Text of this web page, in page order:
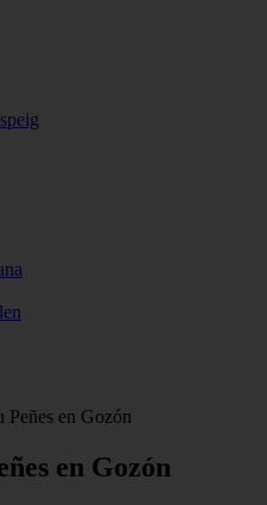
Peñes en Gozón
en Gozón